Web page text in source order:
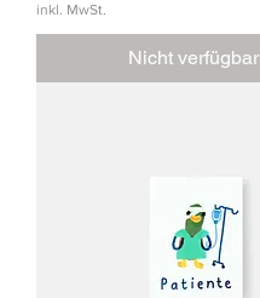
inkl. MwSt.
Nicht verfügbar